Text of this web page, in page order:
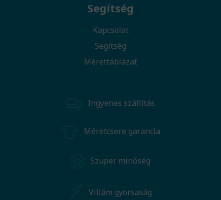
Segítség
Kapcsolat
Segítség
Mérettáblázat
Ingyenes szállítás
Méretcsere garancia
Szuper minőség
Villám gyorsaság